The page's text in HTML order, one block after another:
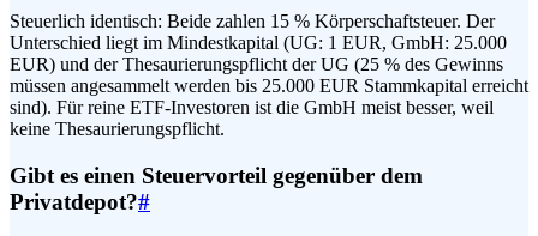
Steuerlich identisch: Beide zahlen 15 % Körperschaftsteuer. Der
Unterschied liegt im Mindestkapital (UG: 1 EUR, GmbH: 25.000
EUR) und der Thesaurierungspflicht der UG (25 % des Gewinns
müssen angesammelt werden bis 25.000 EUR Stammkapital erreicht
sind). Für reine ETF-Investoren ist die GmbH meist besser, weil
keine Thesaurierungspflicht.
Gibt es einen Steuervorteil gegenüber dem
Privatdepot?#